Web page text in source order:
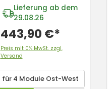
für 4 Module Ost-West
Lieferung ab dem
29.08.26
443,90 €*
Preis mit 0% MwSt. zzgl.
Versand